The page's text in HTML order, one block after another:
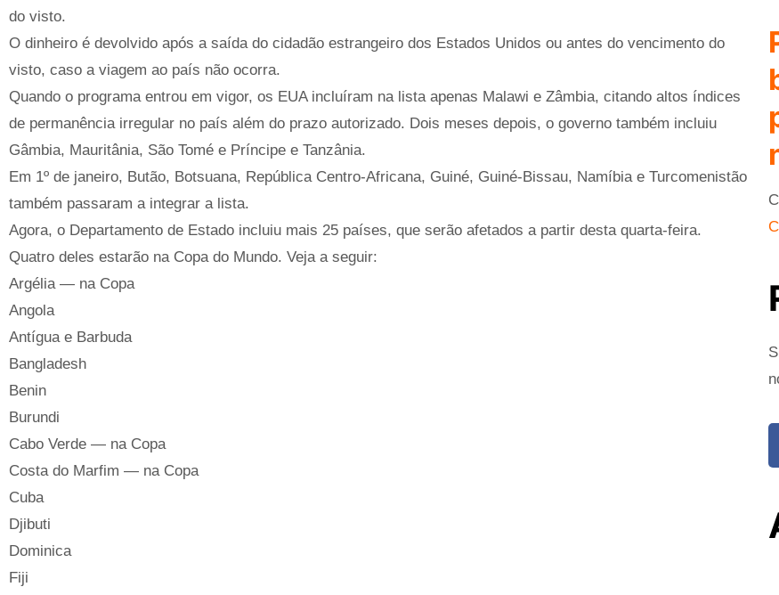
do visto.
O dinheiro é devolvido após a saída do cidadão estrangeiro dos Estados Unidos ou antes do vencimento do
visto, caso a viagem ao país não ocorra.
Quando o programa entrou em vigor, os EUA incluíram na lista apenas Malawi e Zâmbia, citando altos índices
de permanência irregular no país além do prazo autorizado. Dois meses depois, o governo também incluiu
Gâmbia, Mauritânia, São Tomé e Príncipe e Tanzânia.
Em 1º de janeiro, Butão, Botsuana, República Centro-Africana, Guiné, Guiné-Bissau, Namíbia e Turcomenistão
também passaram a integrar a lista.
Agora, o Departamento de Estado incluiu mais 25 países, que serão afetados a partir desta quarta-feira.
Quatro deles estarão na Copa do Mundo. Veja a seguir:
Argélia — na Copa
Angola
Antígua e Barbuda
Bangladesh
Benin
Burundi
Cabo Verde — na Copa
Costa do Marfim — na Copa
Cuba
Djibuti
Dominica
Fiji